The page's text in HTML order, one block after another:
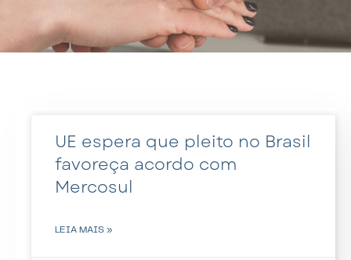
UE espera que pleito no Brasil
favoreça acordo com
Mercosul
LEIA MAIS »